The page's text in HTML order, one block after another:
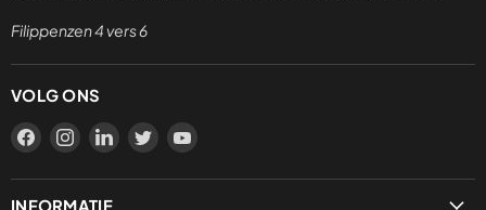
Filippenzen 4 vers 6
VOLG ONS
Vind Vind Vind Vind Vind
INFORMATIE